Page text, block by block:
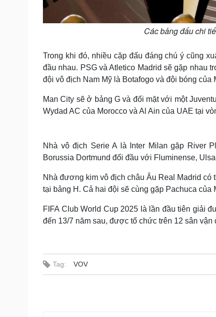
Các bảng đấu chi
Trong khi đó, nhiều cặp đấu đáng chú ý cũng
đầu nhau. PSG và Atletico Madrid sẽ gặp nhau
đội vô địch Nam Mỹ là Botafogo và đội bóng của
Man City sẽ ở bảng G và đối mặt với một
Wydad AC của Morocco và Al Ain của UAE tại
Nhà vô địch Serie A là Inter Milan gặp River
Borussia Dortmund đối đầu với Fluminense,
Nhà đương kim vô địch châu Âu Real Madrid có
tại bảng H. Cả hai đội sẽ cùng gặp Pachuca của
FIFA Club World Cup 2025 là lần đầu tiên giải
đến 13/7 năm sau, được tổ chức trên 12 sân vận
Tag: VOV